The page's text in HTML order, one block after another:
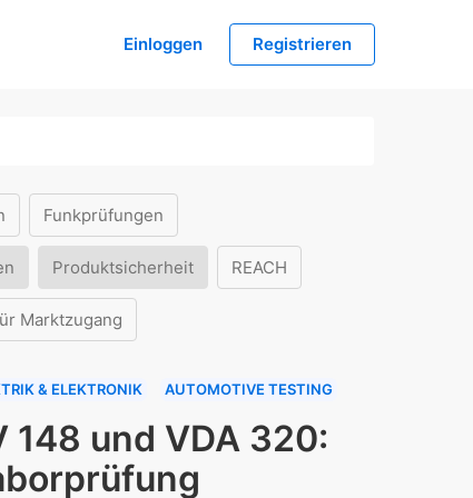
Einloggen Registrieren
Funkprüfungen
Produktsicherheit REACH
Marktzugang
& ELEKTRONIK AUTOMOTIVE TESTING
148 und VDA 320: